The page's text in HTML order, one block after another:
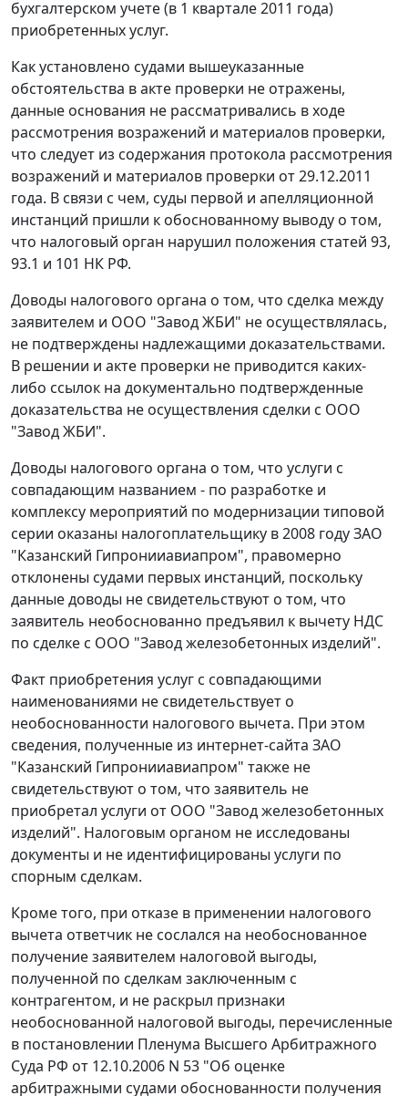
бухгалтерском учете (в 1 квартале 2011 года)
приобретенных услуг.
Как установлено судами вышеуказанные
обстоятельства в акте проверки не отражены,
данные основания не рассматривались в ходе
рассмотрения возражений и материалов проверки,
что следует из содержания протокола рассмотрения
возражений и материалов проверки от 29.12.2011
года. В связи с чем, суды первой и апелляционной
инстанций пришли к обоснованному выводу о том,
что налоговый орган нарушил положения статей 93,
93.1 и 101 НК РФ.
Доводы налогового органа о том, что сделка между
заявителем и ООО "Завод ЖБИ" не осуществлялась,
не подтверждены надлежащими доказательствами.
В решении и акте проверки не приводится каких-
либо ссылок на документально подтвержденные
доказательства не осуществления сделки с ООО
"Завод ЖБИ".
Доводы налогового органа о том, что услуги с
совпадающим названием - по разработке и
комплексу мероприятий по модернизации типовой
серии оказаны налогоплательщику в 2008 году ЗАО
"Казанский Гипронииавиапром", правомерно
отклонены судами первых инстанций, поскольку
данные доводы не свидетельствуют о том, что
заявитель необоснованно предъявил к вычету НДС
по сделке с ООО "Завод железобетонных изделий".
Факт приобретения услуг с совпадающими
наименованиями не свидетельствует о
необоснованности налогового вычета. При этом
сведения, полученные из интернет-сайта ЗАО
"Казанский Гипронииавиапром" также не
свидетельствуют о том, что заявитель не
приобретал услуги от ООО "Завод железобетонных
изделий". Налоговым органом не исследованы
документы и не идентифицированы услуги по
спорным сделкам.
Кроме того, при отказе в применении налогового
вычета ответчик не сослался на необоснованное
получение заявителем налоговой выгоды,
полученной по сделкам заключенным с
контрагентом, и не раскрыл признаки
необоснованной налоговой выгоды, перечисленные
в постановлении Пленума Высшего Арбитражного
Суда РФ от 12.10.2006 N 53 "Об оценке
арбитражными судами обоснованности получения